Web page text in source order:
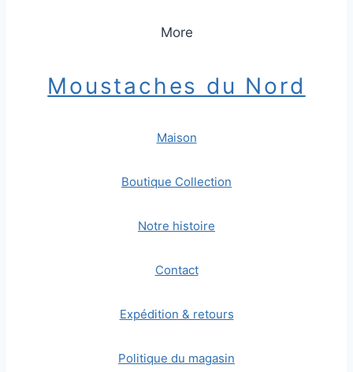
More
Moustaches du Nord
Maison
Boutique Collection
Notre histoire
Contact
Expédition & retours
Politique du magasin